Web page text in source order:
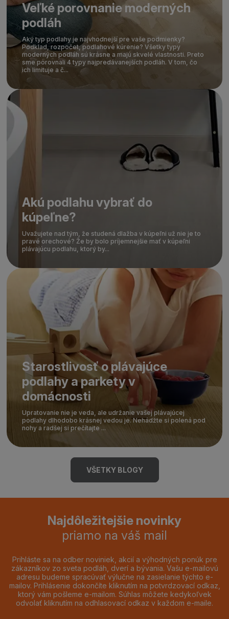
Veľké porovnanie moderných
podláh
Aký typ podlahy je najvhodnejší pre vaše podmienky?
Podklad, rozpočet, podlahové kúrenie? Všetky typy
moderných podláh sú krásne a majú skvelé vlastnosti. Preto
sme porovnali 4 typy najpredávanejších podláh. V tom, čo
ich limituje a č...
Akú podlahu vybrať do
kúpeľne?
Uvažujete nad tým, že studená dlažba v kúpeľni už nie je to
pravé orechové? Že by bolo príjemnejšie mať v kúpeľni
plávajúcu podlahu, ktorý by...
Starostlivosť o plávajúce
podlahy a parkety v
domácnosti
Upratovanie nie je veda, ale udržanie vašej plávajúcej
podlahy dlhodobo krásnej vedou je. Nehádžte si polená pod
nohy a radšej si prečítajte ...
VŠETKY BLOGY
Najdôležitejšie novinky
priamo na váš mail
Prihláste sa na odber noviniek, akcií a výhodných ponúk pre
zákazníkov zo sveta podláh, dverí a bývania. Vašu e-mailovú
adresu budeme spracúvať výlučne na zasielanie týchto e-
mailov. Prihlásenie dokončíte kliknutím na potvrdzovací odkaz,
ktorý vám pošleme e-mailom. Súhlas môžete kedykoľvek
odvolať kliknutím na odhlasovací odkaz v každom e-maile.